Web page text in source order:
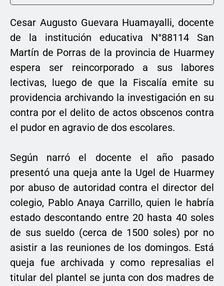
Cesar Augusto Guevara Huamayalli, docente
de la institución educativa N°88114 San
Martín de Porras de la provincia de Huarmey
espera ser reincorporado a sus labores
lectivas, luego de que la Fiscalía emite su
providencia archivando la investigación en su
contra por el delito de actos obscenos contra
el pudor en agravio de dos escolares.
Según narró el docente el año pasado
presentó una queja ante la Ugel de Huarmey
por abuso de autoridad contra el director del
colegio, Pablo Anaya Carrillo, quien le habría
estado descontando entre 20 hasta 40 soles
de sus sueldo (cerca de 1500 soles) por no
asistir a las reuniones de los domingos. Está
queja fue archivada y como represalias el
titular del plantel se junta con dos madres de